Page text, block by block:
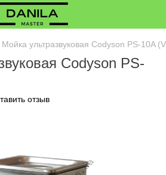
Мойка ультразвуковая Codyson PS-10A
Codyson PS-
отзыв